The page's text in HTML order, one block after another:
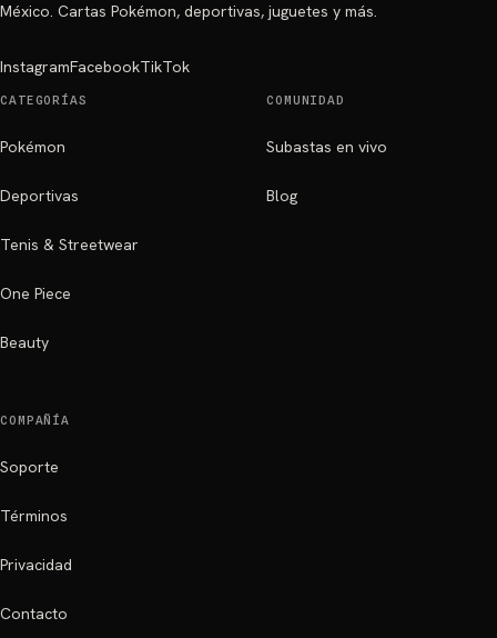
México. Cartas Pokémon, deportivas, juguetes y más.
InstagramFacebookTikTok
CATEGORÍAS
Pokémon
Deportivas
Tenis & Streetwear
One Piece
Beauty
COMUNIDAD
Subastas en vivo
Blog
COMPAÑÍA
Soporte
Términos
Privacidad
Contacto